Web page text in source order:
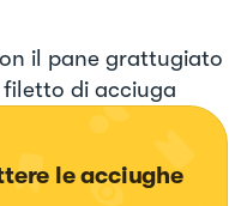
il pane grattugiato
di acciuga
le acciughe